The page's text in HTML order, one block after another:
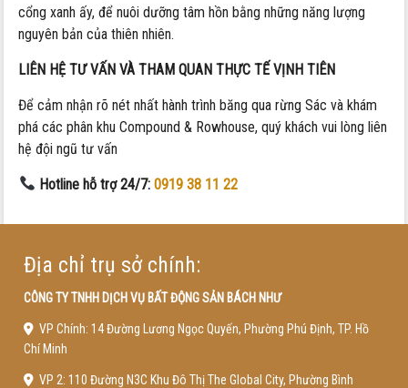
cổng xanh ấy, để nuôi dưỡng tâm hồn bằng những năng lượng
nguyên bản của thiên nhiên.
LIÊN HỆ TƯ VẤN VÀ THAM QUAN THỰC TẾ VỊNH TIÊN
Để cảm nhận rõ nét nhất hành trình băng qua rừng Sác và khám
phá các phân khu Compound & Rowhouse, quý khách vui lòng liên
hệ đội ngũ tư vấn
Hotline hỗ trợ 24/7: 0919 38 11 22
Địa chỉ trụ sở chính:
CÔNG TY TNHH DỊCH VỤ BẤT ĐỘNG SẢN BÁCH NHƯ
VP Chính: 14 Đường Lương Ngọc Quyến, Phường Phú Định, TP. Hồ
Chí Minh
VP 2: 110 Đường N3C Khu Đô Thị The Global City, Phường Bình